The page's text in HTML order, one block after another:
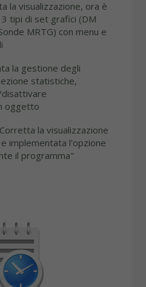
la visualizzazione, ora è
tipi di set grafici (DM
MRTG) con menu e
la gestione degli
statistiche,
oggetto
Corretta la visualizzazione
implementata l'opzione
il programma"